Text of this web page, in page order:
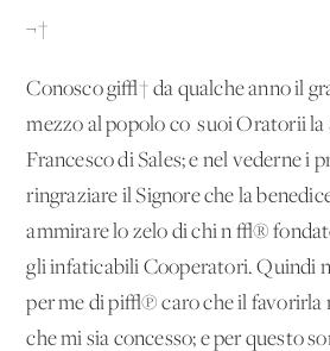
¬†
Conosco gi√† da qualche anno il
mezzo al popolo co' suoi Oratorii
Francesco di Sales; e nel vederne i
ringraziare il Signore che la
ammirare lo zelo di chi n'√®
gli infaticabili Cooperatori. Quindi
per me di pi√π caro che il favorirla
che mi sia concesso; e per questo